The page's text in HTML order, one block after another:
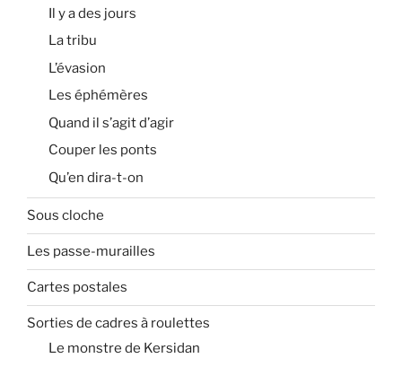
Il y a des jours
La tribu
L’évasion
Les éphémères
Quand il s’agit d’agir
Couper les ponts
Qu’en dira-t-on
Sous cloche
Les passe-murailles
Cartes postales
Sorties de cadres à roulettes
Le monstre de Kersidan